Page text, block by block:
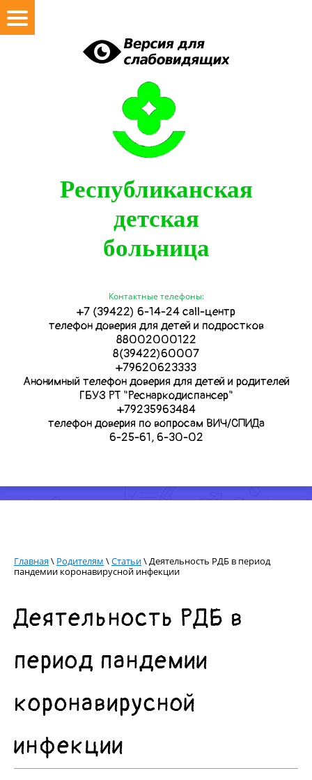
Республиканская
детская
больница
Контактные телефоны:
+7 (39422) 6-14-24 call-центр
телефон доверия для детей и подростков
88002000122
8(39422)60007
+79620623333
Анонимный телефон доверия для детей и родителей
ГБУЗ РТ "Реснаркодиспансер"
+79235963484
телефон доверия по вопросам ВИЧ/СПИДа
6-25-61, 6-30-02
Главная\ Родителям \Статьи\ Деятельность РДБ в период
пандемии коронавирусной инфекции
Деятельность РДБ в
период пандемии
коронавирусной
инфекции